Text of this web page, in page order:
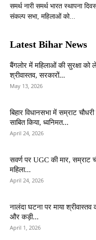
समर्थ नारी समर्थ भारत स्थापना
संकल्प सभा, महिलाओं को...
Latest Bihar News
बैंगलोर में महिलाओं की सुरक्षा को
श्रीवास्तव, सरकारों...
May 13, 2026
बिहार विधानसभा में सम्राट
साबित किया, ध्वनिमत...
April 24, 2026
सवर्ण पर UGC की मार, सम्राट
महिला...
April 24, 2026
नालंदा घटना पर माया श्रीवास्तव
और कड़ी...
April 1, 2026